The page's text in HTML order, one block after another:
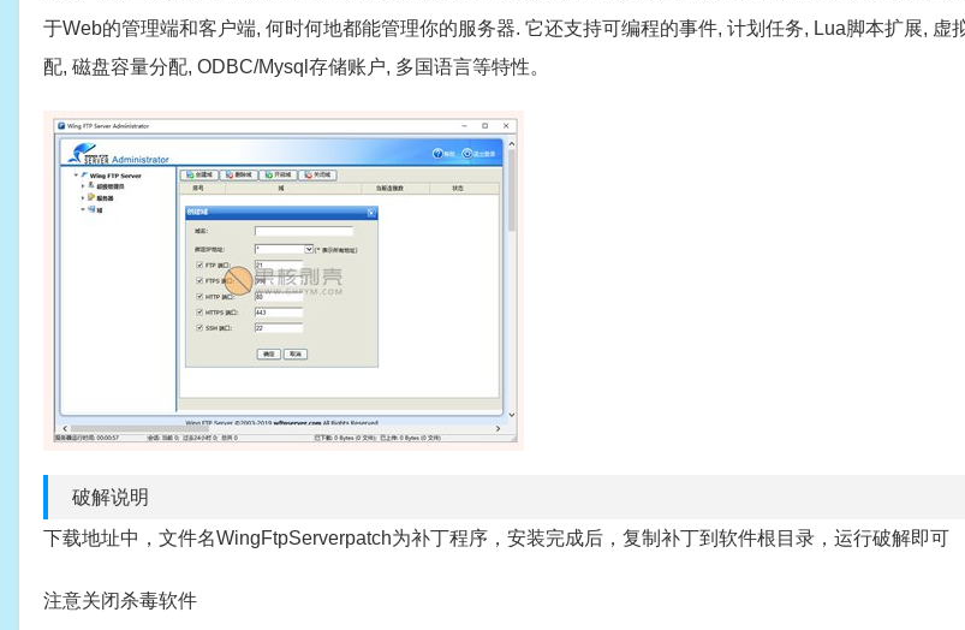
于Web的管理端和客户端, 何时何地都能管理你的服务器. 它还支持可编程的事件, 计划任务, Lua脚本扩展, 虚
配, 磁盘容量分配, ODBC/Mysql存储账户, 多国语言等特性。
破解说明
下载地址中，文件名WingFtpServerpatch为补丁程序，安装完成后，复制补丁到软件根目录，运行破解即可
注意关闭杀毒软件